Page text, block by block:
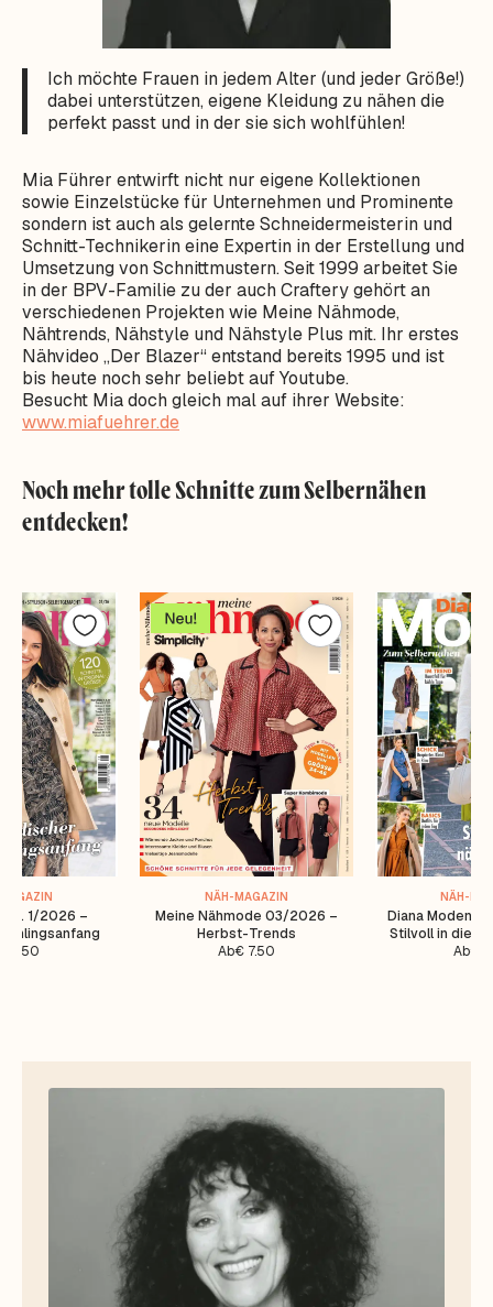
Ich möchte Frauen in jedem Alter (und jeder Größe!)
dabei unterstützen, eigene Kleidung zu nähen die
perfekt passt und in der sie sich wohlfühlen!
Mia Führer entwirft nicht nur eigene Kollektionen
sowie Einzelstücke für Unternehmen und Prominente
sondern ist auch als gelernte Schneidermeisterin und
Schnitt-Technikerin eine Expertin in der Erstellung und
Umsetzung von Schnittmustern. Seit 1999 arbeitet Sie
in der BPV-Familie zu der auch Craftery gehört an
verschiedenen Projekten wie Meine Nähmode,
Nähtrends, Nähstyle und Nähstyle Plus mit. Ihr erstes
Nähvideo „Der Blazer“ entstand bereits 1995 und ist
bis heute noch sehr beliebt auf Youtube.
Besucht Mia doch gleich mal auf ihrer Website:
www.miafuehrer.de
Noch mehr tolle Schnitte zum Selbernähen
entdecken!
Nr. 1/2026 –
7.50
NÄH-MAGAZIN
Meine Nähmode 03/2026 –
Herbst-Trends
Ab€ 7.50
NÄH-
Diana Moden
Stilvoll in die
Ab€